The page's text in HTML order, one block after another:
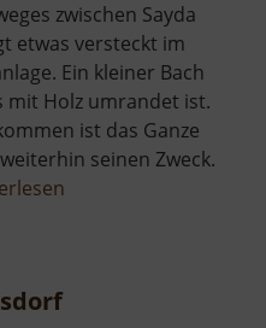
zwischen Sayda
etwas versteckt im
Ein kleiner Bach
mit Holz umrandet ist.
ist das Ganze
seinen Zweck.